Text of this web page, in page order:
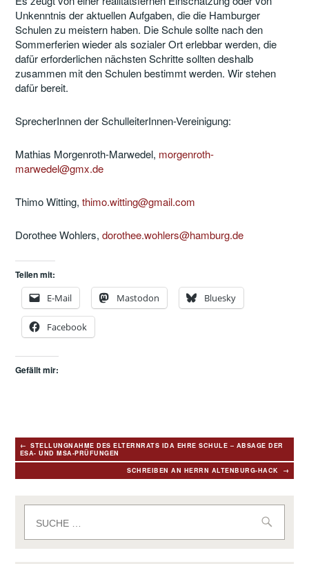
Unkenntnis der aktuellen Aufgaben, die die Hamburger
Schulen zu meistern haben. Die Schule sollte nach den
Sommerferien wieder als sozialer Ort erlebbar werden, die
dafür erforderlichen nächsten Schritte sollten deshalb
zusammen mit den Schulen bestimmt werden. Wir stehen
dafür bereit.
SprecherInnen der SchulleiterInnen-Vereinigung:
Mathias Morgenroth-Marwedel, morgenroth-
marwedel@gmx.de
Thimo Witting,thimo.witting@gmail.com
Dorothee Wohlers,dorothee.wohlers@hamburg.de
Teilen mit:
E-Mail
Mastodon Bluesky
Facebook
Gefällt mir:
Beitragsnavigation
STELLUNGNAHME DES ELTERNRATS IDA EHRE SCHULE – ABSAGE DER
ESA- UND MSA-PRÜFUNGEN
SCHREIBEN AN HERRN ALTENBURG-HACK
Suche
nach: